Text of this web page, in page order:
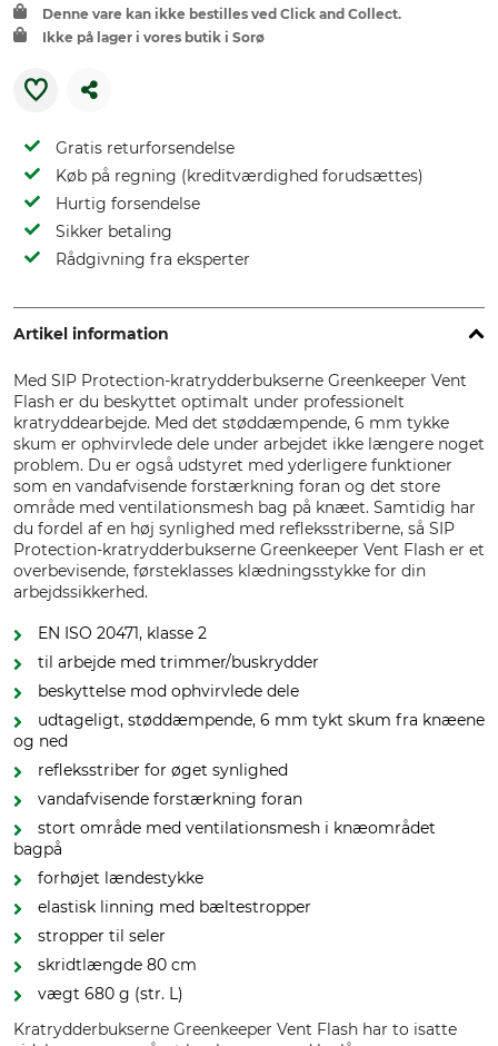
Denne vare kan ikke bestilles ved Click and Collect.
Ikke på lager i vores butik i Sorø
Gratis returforsendelse
Køb på regning (kreditværdighed forudsættes)
Hurtig forsendelse
Sikker betaling
Rådgivning fra eksperter
Artikel information
Med SIP Protection-kratrydderbukserne Greenkeeper Vent
Flash er du beskyttet optimalt under professionelt
kratryddearbejde. Med det støddæmpende, 6 mm tykke
skum er ophvirvlede dele under arbejdet ikke længere noget
problem. Du er også udstyret med yderligere funktioner
som en vandafvisende forstærkning foran og det store
område med ventilationsmesh bag på knæet. Samtidig har
du fordel af en høj synlighed med refleksstriberne, så SIP
Protection-kratrydderbukserne Greenkeeper Vent Flash er et
overbevisende, førsteklasses klædningsstykke for din
arbejdssikkerhed.
EN ISO 20471, klasse 2
til arbejde med trimmer/buskrydder
beskyttelse mod ophvirvlede dele
udtageligt, støddæmpende, 6 mm tykt skum fra knæene
og ned
refleksstriber for øget synlighed
vandafvisende forstærkning foran
stort område med ventilationsmesh i knæområdet
bagpå
forhøjet lændestykke
elastisk linning med bæltestropper
stropper til seler
skridtlængde 80 cm
vægt 680 g (str. L)
Kratrydderbukserne Greenkeeper Vent Flash har to isatte